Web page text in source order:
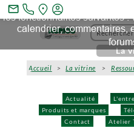
Actualité
Produits et marques
Contact
Atelier
La
Accueil >La vitrine >
mail_outline
Ce site et des sites tiers qu'il
les fonctionnalités suivantes :
calendrier, commentaires,